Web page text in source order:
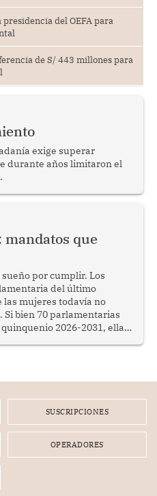
del OEFA para
de S/ 443 millones para
exige superar
durante años limitaron el
mandatos que
por cumplir. Los
del último
las mujeres todavía no
Si bien 70 parlamentarias
2026-2031, ellas
SUSCRIPCIONES
OPERADORES